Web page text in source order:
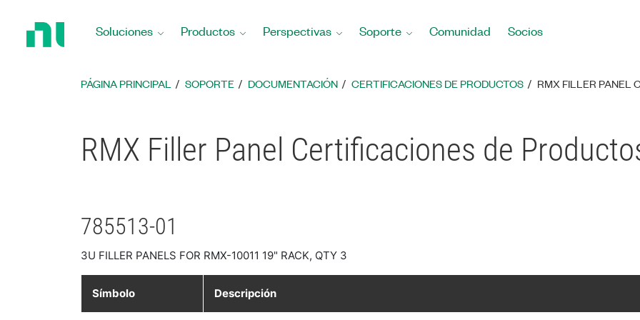
Soluciones Productos Perspectivas Soporte Comunidad Socios
PÁGINA PRINCIPAL SOPORTE DOCUMENTACIÓN CERTIFICACIONES DE PRODUCTOS RMX FILLER PANEL
RMX Filler Panel Certificaciones de
785513-01
3U FILLER PANELS FOR RMX-10011 19" RACK, QTY 3
Símbolo Descripción